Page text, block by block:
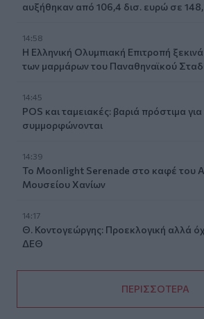
αυξήθηκαν από 106,4 δισ. ευρώ σε
14:58
Η Ελληνική Ολυμπιακή Επιτροπή
των μαρμάρων του Παναθηναϊκού
14:45
POS και ταμειακές: βαριά πρόστιμα
συμμορφώνονται
14:39
To Moonlight Serenade στο καφέ του
Μουσείου Χανίων
14:17
Θ. Κοντογεώργης: Προεκλογική αλλά
ΔΕΘ
ΠΕΡΙΣΣΟΤΕΡΑ